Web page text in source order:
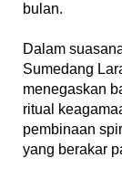
bulan.
‎Dalam
Sumedang
menegaskan
ritual
pembinaan
yang berakar